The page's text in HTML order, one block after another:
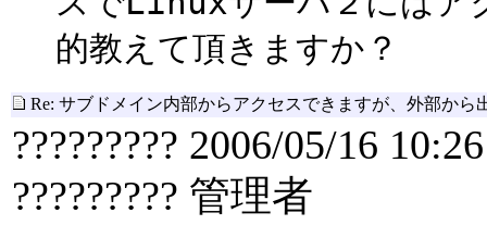
的教えて頂きますか？
Re: サブドメイン内部からアクセスできますが、外部から
????????? 2006/05/16 10:26
????????? 管理者